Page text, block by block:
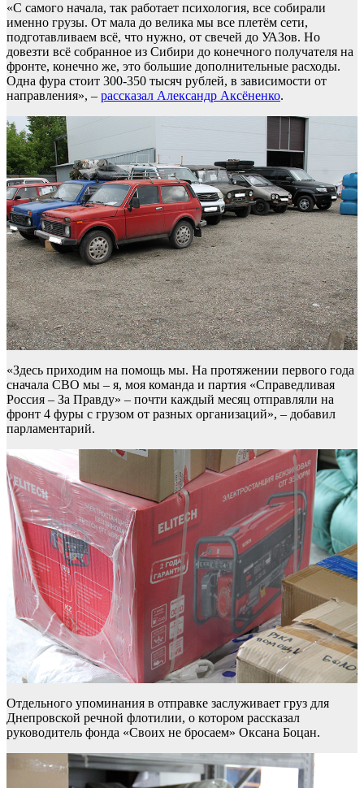
«С самого начала, так работает психология, все собирали
именно грузы. От мала до велика мы все плетём сети,
подготавливаем всё, что нужно, от свечей до УАЗов. Но
довезти всё собранное из Сибири до конечного получателя на
фронте, конечно же, это большие дополнительные расходы.
Одна фура стоит 300-350 тысяч рублей, в зависимости от
направления», – рассказал Александр Аксёненко.
«Здесь приходим на помощь мы. На протяжении первого года
сначала СВО мы – я, моя команда и партия «Справедливая
Россия – За Правду» – почти каждый месяц отправляли на
фронт 4 фуры с грузом от разных организаций», – добавил
парламентарий.
Отдельного упоминания в отправке заслуживает груз для
Днепровской речной флотилии, о котором рассказал
руководитель фонда «Своих не бросаем» Оксана Боцан.